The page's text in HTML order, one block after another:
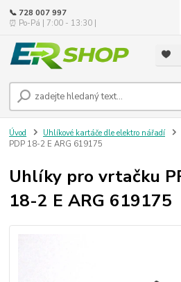
📞 728 007 997
⏰ Po-Pá | 7:00 - 13:30 |
Úvod Uhlíkové kartáče dle elektro nářadí
PDP 18-2 E ARG 619175
Uhlíky pro vrtačku
18-2 E ARG 619175